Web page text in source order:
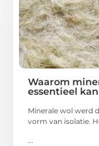
Waarom
essentieel
Minerale wol werd
vorm van isolatie.
...